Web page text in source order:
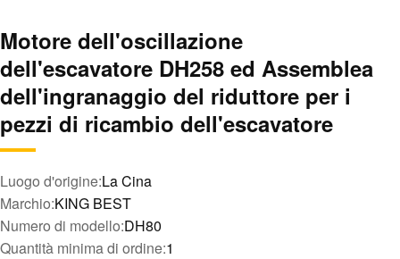
Motore dell'oscillazione
dell'escavatore DH258 ed Assemblea
dell'ingranaggio del riduttore per i
pezzi di ricambio dell'escavatore
Luogo d'origine:La Cina
Marchio:KING BEST
Numero di modello:DH80
Quantità minima di ordine:1